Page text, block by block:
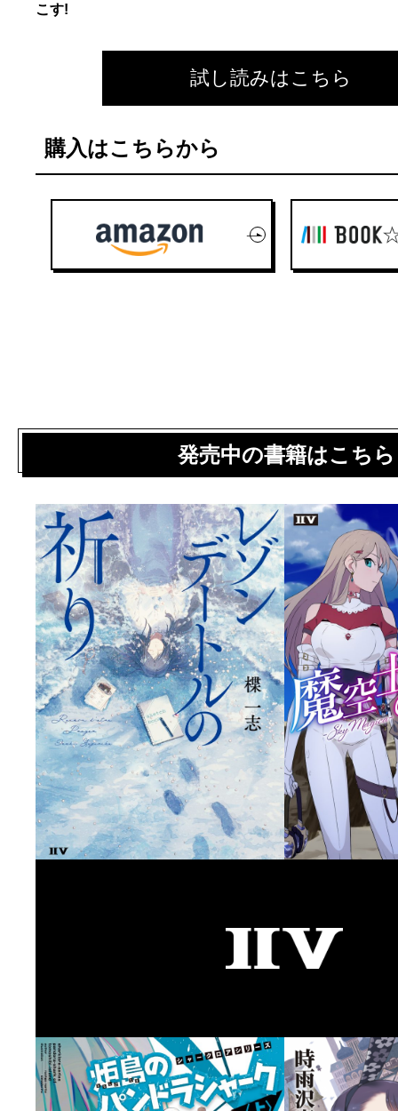
こす!
試し読みはこちら
購入はこちらから
発売中の書籍はこちら